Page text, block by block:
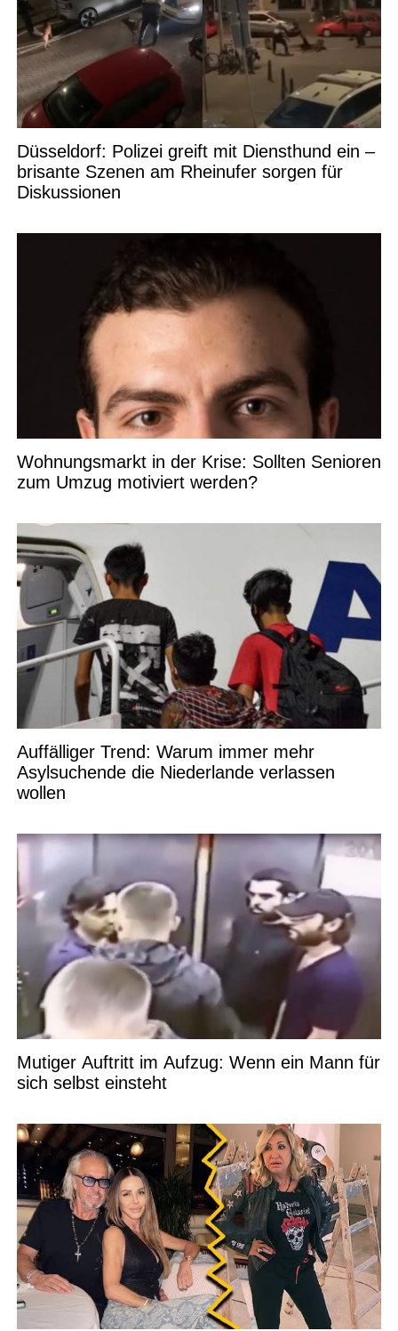
Düsseldorf: Polizei greift mit Diensthund ein –
brisante Szenen am Rheinufer sorgen für
Diskussionen
Wohnungsmarkt in der Krise: Sollten Senioren
zum Umzug motiviert werden?
Auffälliger Trend: Warum immer mehr
Asylsuchende die Niederlande verlassen
wollen
Mutiger Auftritt im Aufzug: Wenn ein Mann für
sich selbst einsteht